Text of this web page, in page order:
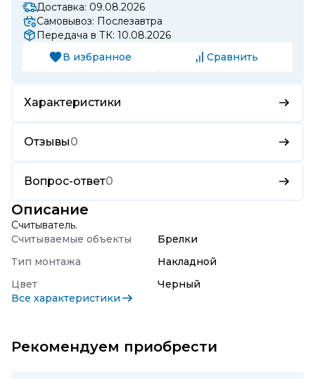
Доставка: 09.08.2026
Самовывоз: Послезавтра
Передача в ТК: 10.08.2026
В избранное
Сравнить
Характеристики
Отзывы0
Вопрос-ответ0
Описание
Считыватель.
Считываемые объекты
Брелки
Тип монтажа
Накладной
Цвет
Черный
Все характеристики
Рекомендуем приобрести